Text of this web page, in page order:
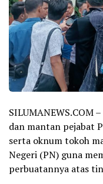
SILUMANEWS.COM
dan mantan pejabat
serta oknum tokoh
Negeri (PN) guna
perbuatannya atas